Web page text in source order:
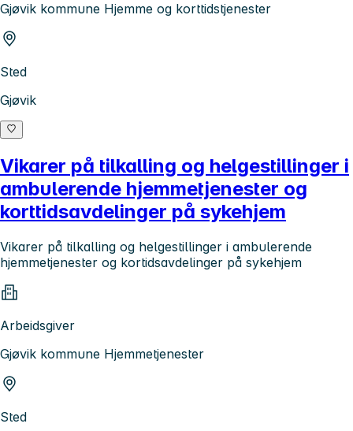
Gjøvik kommune Hjemme og korttidstjenester
Sted
Gjøvik
Vikarer på tilkalling og helgestillinger i
ambulerende hjemmetjenester og
korttidsavdelinger på sykehjem
Vikarer på tilkalling og helgestillinger i ambulerende
hjemmetjenester og kortidsavdelinger på sykehjem
Arbeidsgiver
Gjøvik kommune Hjemmetjenester
Sted